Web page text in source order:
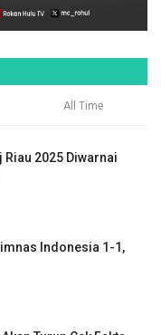
All Time
Riau 2025 Diwarnai
Indonesia 1-1,